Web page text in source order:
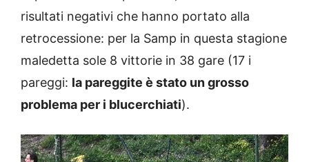
risultati negativi che hanno portato alla
retrocessione: per la Samp in questa stagione
maledetta sole 8 vittorie in 38 gare (17 i
pareggi: la pareggite è stato un grosso
problema per i blucerchiati).